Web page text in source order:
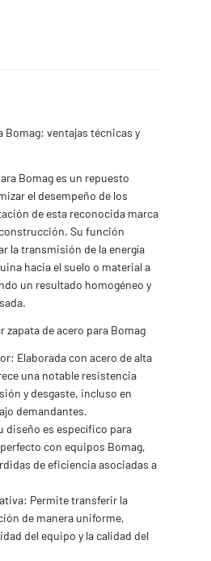
Bomag: ventajas técnicas y
Bomag es un repuesto
el desempeño de los
de esta reconocida marca
Su función
la transmisión de la energía
hacia el suelo o material a
un resultado homogéneo y
zapata de acero para Bomag
Elaborada con acero de alta
una notable resistencia
y desgaste, incluso en
demandantes.
diseño es específico para
con equipos Bomag,
de eficiencia asociadas a
Permite transferir la
de manera uniforme,
del equipo y la calidad del